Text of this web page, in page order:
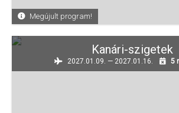
Megújult program!
Kanári-szigetek
2027.01.09. — 2027.01.16. 5